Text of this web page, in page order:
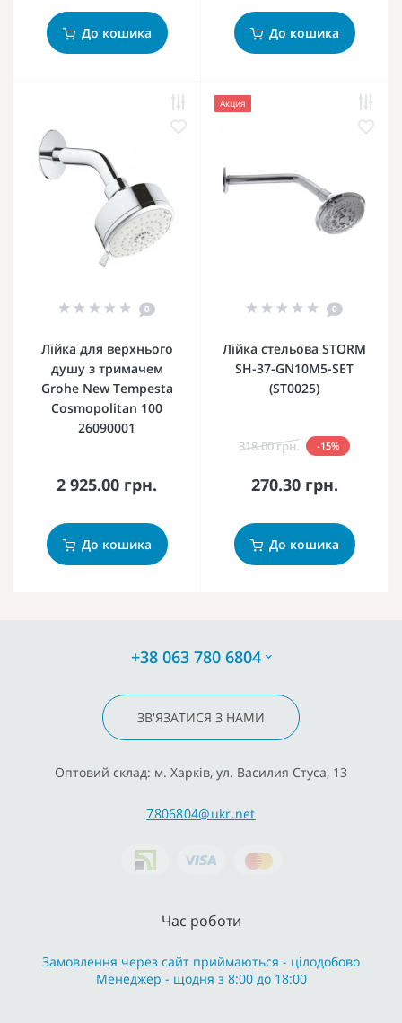
До кошика До кошика
0
Лійка для верхнього
душу з тримачем
Grohe New Tempesta
Cosmopolitan 100
26090001
2 925.00 грн.
До кошика
Акция
0
Лійка стельова STORM
SH-37-GN10M5-SET
(ST0025)
318.00 грн. -15%
270.30 грн.
До кошика
+38 063 780 6804
ЗВ'ЯЗАТИСЯ З НАМИ
Оптовий склад: м. Харків, ул. Василия Стуса, 13
7806804@ukr.net
Час роботи
Замовлення через сайт приймаються - цілодобово
Менеджер - щодня з 8:00 до 18:00